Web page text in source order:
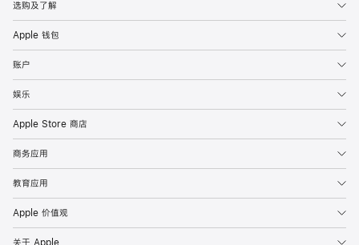
选购及了解
Apple 钱包
账户
娱乐
Apple Store 商店
商务应用
教育应用
Apple 价值观
关于 Apple